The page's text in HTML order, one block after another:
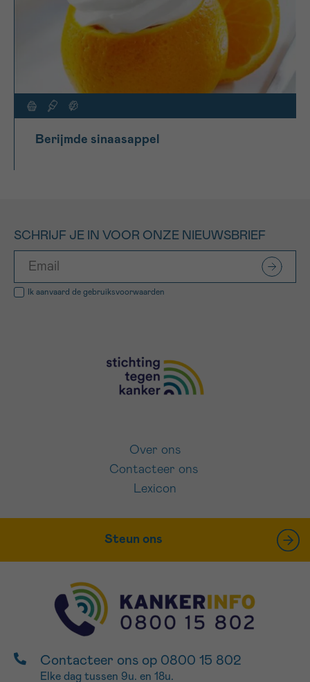
Berijmde sinaasappel
SCHRIJF JE IN VOOR ONZE NIEUWSBRIEF
Ik aanvaard de gebruiksvoorwaarden
Over ons
Contacteer ons
Lexicon
Steun ons
Contacteer ons op 0800 15 802
Elke dag tussen 9u. en 18u.